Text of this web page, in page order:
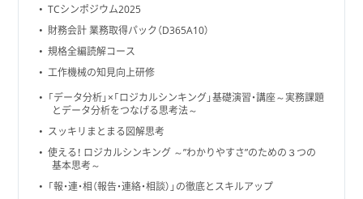
TCシンポジウム2025
財務会計 業務取得パック（D365A10）
規格全編読解コース
工作機械の知見向上研修
「データ分析」×「ロジカルシンキング」基礎演習・講座～実務課題
とデータ分析をつなげる思考法～
スッキリまとまる図解思考
使える！ ロジカルシンキング ～”わかりやすさ”のための３つの
基本思考～
「報・連・相（報告・連絡・相談）」の徹底とスキルアップ